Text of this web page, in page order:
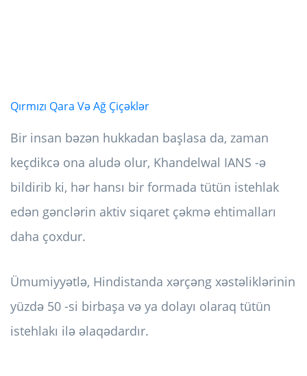
Qırmızı Qara Və Ağ Çiçəklər
Bir insan bəzən hukkadan başlasa da, zaman
keçdikcə ona aludə olur, Khandelwal IANS -ə
bildirib ki, hər hansı bir formada tütün istehlak
edən gənclərin aktiv siqaret çəkmə ehtimalları
daha çoxdur.
Ümumiyyətlə, Hindistanda xərçəng xəstəliklərinin
yüzdə 50 -si birbaşa və ya dolayı olaraq tütün
istehlakı ilə əlaqədardır.